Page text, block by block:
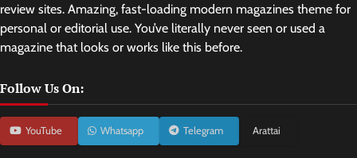
review sites. Amazing, fast-loading modern magazines theme for
personal or editorial use. You’ve literally never seen or used a
magazine that looks or works like this before.
Follow Us On:
YouTube Whatsapp Telegram Arattai